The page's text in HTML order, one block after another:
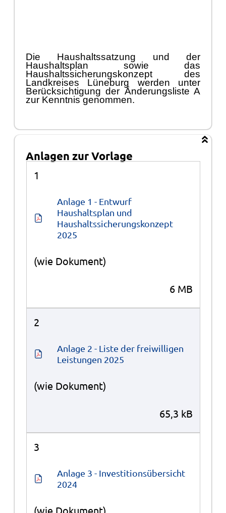
Die Haushaltssatzung und der
Haushaltsplan sowie das
Haushaltssicherungskonzept des
Landkreises Lüneburg werden unter
Berücksichtigung der Änderungsliste A
zur Kenntnis genommen.
Anlagen zur Vorlage
1
Anlage 1 - Entwurf
Haushaltsplan und
Haushaltssicherungskonzept
2025
(wie Dokument)
6 MB
2
Anlage 2 - Liste der freiwilligen
Leistungen 2025
(wie Dokument)
65,3 kB
3
Anlage 3 - Investitionsübersicht
2024
(wie Dokument)